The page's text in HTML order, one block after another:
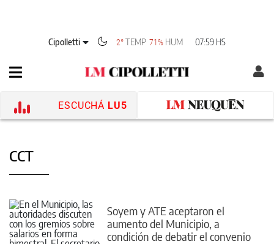
Cipolletti 2°TEMP 71% HUM 07:59 HS
ESCUCHÁ LU5
CCT
Soyem y ATE aceptaron el
aumento del Municipio, a
condición de debatir el convenio